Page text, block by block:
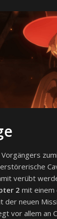
verübt
2 mit
neuen
vor allem an